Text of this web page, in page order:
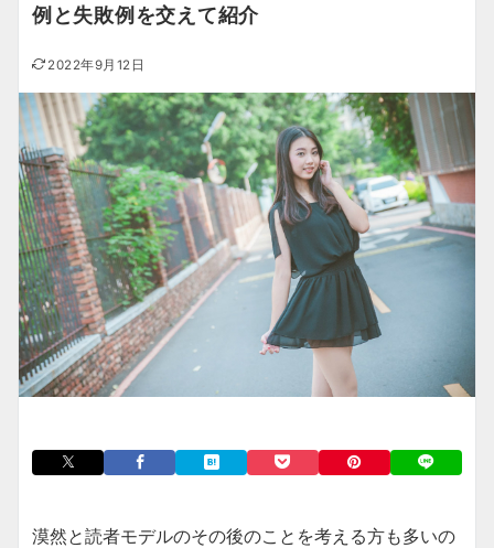
例と失敗例を交えて紹介
2022年9月12日
漠然と読者モデルのその後のことを考える方も多いの